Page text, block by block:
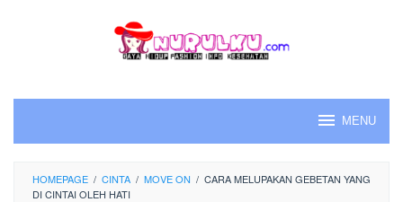
MENU
HOMEPAGE / CINTA / MOVE ON / CARA MELUPAKAN GEBETAN YANG
DI CINTAI OLEH HATI